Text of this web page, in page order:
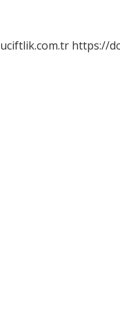
https://